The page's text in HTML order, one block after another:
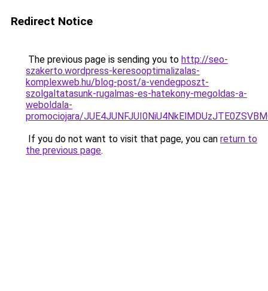
Redirect Notice
The previous page is sending you to http://seo-
szakerto.wordpress-keresooptimalizalas-
komplexweb.hu/blog-post/a-vendegposzt-
szolgaltatasunk-rugalmas-es-hatekony-megoldas-a-
weboldala-
promociojara/
If you do not want to visit that page, you can return to
the previous page.